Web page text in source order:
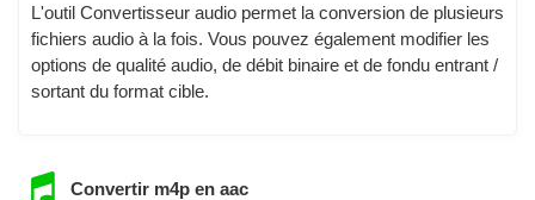
L'outil Convertisseur audio permet la conversion de plusieurs
fichiers audio à la fois. Vous pouvez également modifier les
options de qualité audio, de débit binaire et de fondu entrant /
sortant du format cible.
Convertir m4p en aac